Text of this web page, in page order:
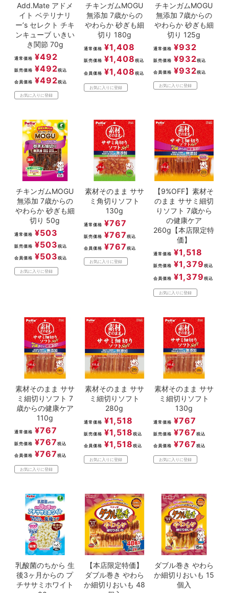
Add.Mate アドメ
イト ベテリナリ
ー’s セレクト チキ
ンキューブ いきい
き関節 70g
通常価格 ¥492
販売価格 ¥492税込
会員価格 ¥492税込
お気に入りに登録
チキンガムMOGU
無添加 7歳からの
やわらか 砂ぎも細
切り 180g
通常価格 ¥1,408
販売価格 ¥1,408 税込
会員価格 ¥1,408 税込
お気に入りに登録
チキンガムMOGU
無添加 7歳からの
やわらか 砂ぎも細
切り 125g
通常価格 ¥932
販売価格 ¥932税込
会員価格 ¥932税込
お気に入りに登録
チキンガムMOGU
無添加 7歳からの
やわらか 砂ぎも細
切り 50g
通常価格 ¥503
販売価格 ¥503 税込
会員価格 ¥503 税込
お気に入りに登録
素材そのまま ササ
ミ角切りソフト
130g
通常価格 ¥767
販売価格 ¥767 税込
会員価格 ¥767 税込
お気に入りに登録
【9%OFF】素材そ
のまま ササミ細切
りソフト 7歳から
の健康ケア
260g【本店限定特
価】
通常価格 ¥1,518
販売価格 ¥1,379 税込
会員価格 ¥1,379 税込
お気に入りに登録
素材そのまま ササ
ミ細切りソフト 7
歳からの健康ケア
110g
通常価格 ¥767
販売価格 ¥767 税込
会員価格 ¥767 税込
お気に入りに登録
素材そのまま ササ
ミ細切りソフト
280g
通常価格 ¥1,518
販売価格 ¥1,518 税込
会員価格 ¥1,518 税込
お気に入りに登録
素材そのまま ササ
ミ細切りソフト
130g
通常価格 ¥767
販売価格 ¥767 税込
会員価格 ¥767 税込
お気に入りに登録
乳酸菌のちから 生
後3ヶ月からの プ
チササミホワイト
【本店限定特価】
ダブル巻き やわら
か細切りおいも 48
ダブル巻き やわら
か細切りおいも 15
個入